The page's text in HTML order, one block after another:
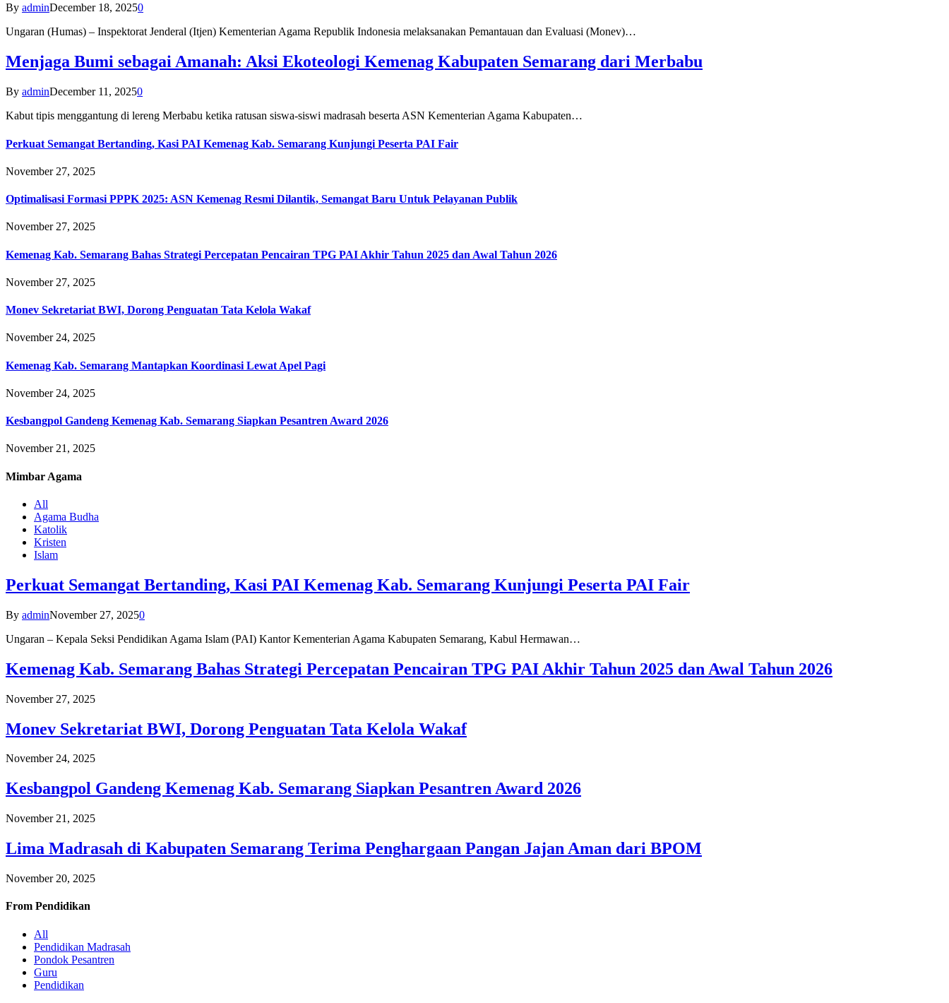
By adminDecember 18, 20250
Ungaran (Humas) – Inspektorat Jenderal (Itjen) Kementerian Agama Republik Indonesia melaksanakan Pemantauan dan Evaluasi (Monev)…
Menjaga Bumi sebagai Amanah: Aksi Ekoteologi Kemenag Kabupaten Semarang dari Merbabu
By adminDecember 11, 20250
Kabut tipis menggantung di lereng Merbabu ketika ratusan siswa-siswi madrasah beserta ASN Kementerian Agama Kabupaten…
Perkuat Semangat Bertanding, Kasi PAI Kemenag Kab. Semarang Kunjungi Peserta PAI Fair
November 27, 2025
Optimalisasi Formasi PPPK 2025: ASN Kemenag Resmi Dilantik, Semangat Baru Untuk Pelayanan Publik
November 27, 2025
Kemenag Kab. Semarang Bahas Strategi Percepatan Pencairan TPG PAI Akhir Tahun 2025 dan Awal Tahun 2026
November 27, 2025
Monev Sekretariat BWI, Dorong Penguatan Tata Kelola Wakaf
November 24, 2025
Kemenag Kab. Semarang Mantapkan Koordinasi Lewat Apel Pagi
November 24, 2025
Kesbangpol Gandeng Kemenag Kab. Semarang Siapkan Pesantren Award 2026
November 21, 2025
Mimbar Agama
All
Agama Budha
Katolik
Kristen
Islam
Perkuat Semangat Bertanding, Kasi PAI Kemenag Kab. Semarang Kunjungi Peserta PAI Fair
By adminNovember 27, 20250
Ungaran – Kepala Seksi Pendidikan Agama Islam (PAI) Kantor Kementerian Agama Kabupaten Semarang, Kabul Hermawan…
Kemenag Kab. Semarang Bahas Strategi Percepatan Pencairan TPG PAI Akhir Tahun 2025 dan Awal Tahun 2026
November 27, 2025
Monev Sekretariat BWI, Dorong Penguatan Tata Kelola Wakaf
November 24, 2025
Kesbangpol Gandeng Kemenag Kab. Semarang Siapkan Pesantren Award 2026
November 21, 2025
Lima Madrasah di Kabupaten Semarang Terima Penghargaan Pangan Jajan Aman dari BPOM
November 20, 2025
From Pendidikan
All
Pendidikan Madrasah
Pondok Pesantren
Guru
Pendidikan